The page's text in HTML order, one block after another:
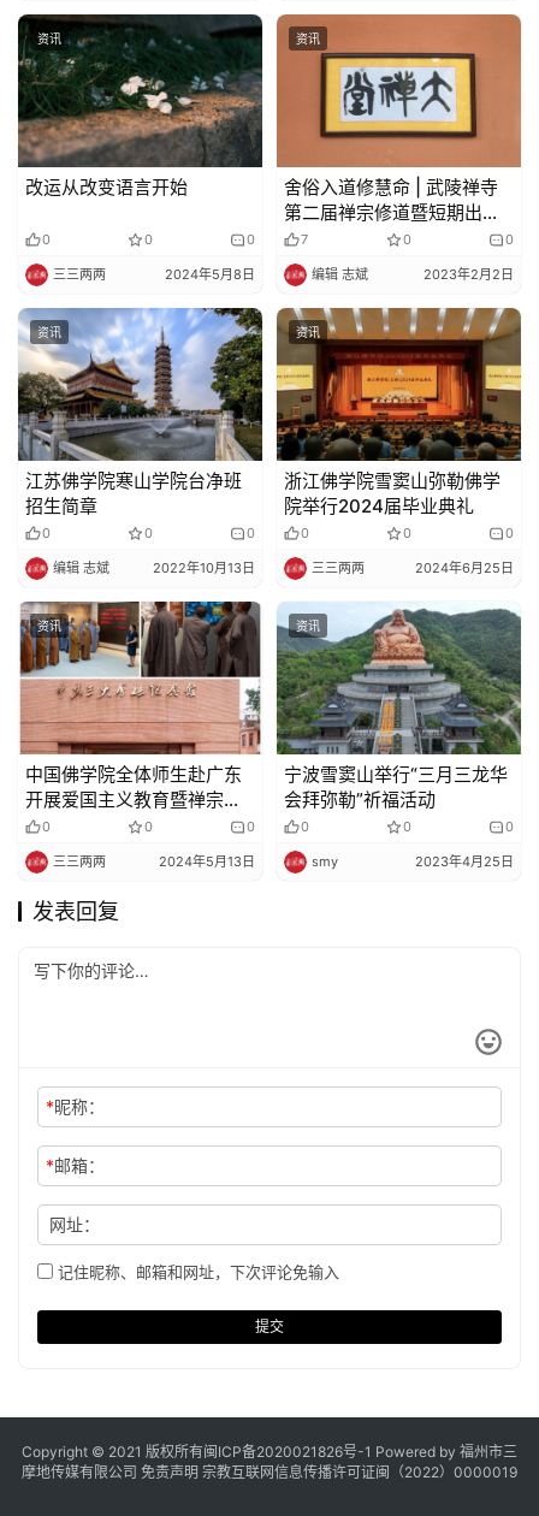
资讯
改运从改变语言开始
0 0 0
三三两两 2024年5月8日
资讯
舍俗入道修慧命 | 武陵禅寺
第二届禅宗修道暨短期出家
营报名通启
7 0 0
编辑 志斌 2023年2月2日
资讯
江苏佛学院寒山学院台净班
招生简章
0 0 0
编辑 志斌 2022年10月13日
资讯
浙江佛学院雪窦山弥勒佛学
院举行2024届毕业典礼
0 0 0
三三两两 2024年6月25日
资讯
中国佛学院全体师生赴广东
开展爱国主义教育暨禅宗祖
庭实地教学
0 0 0
三三两两 2024年5月13日
资讯
宁波雪窦山举行“三月三龙华
会拜弥勒”祈福活动
0 0 0
smy 2023年4月25日
发表回复
*昵称：
*邮箱：
网址：
记住昵称、邮箱和网址，下次评论免输入
提交
Copyright © 2021 版权所有闽ICP备2020021826号-1 Powered by 福州市三
摩地传媒有限公司 免责声明 宗教互联网信息传播许可证闽（2022）0000019